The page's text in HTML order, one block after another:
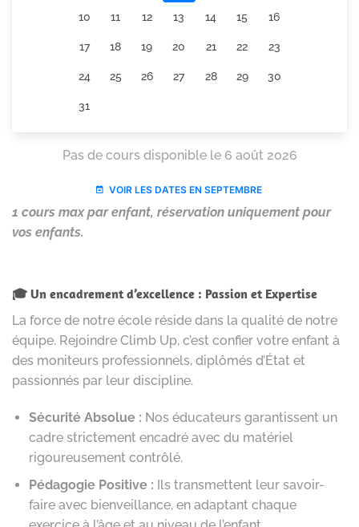
1 cours max par enfant, réservation uniquement pour
vos enfants.
🎓 Un encadrement d’excellence : Passion et Expertise
La force de notre école réside dans la qualité de notre
équipe. Rejoindre Climb Up, c’est confier votre enfant à
des moniteurs professionnels, diplômés d’État et
passionnés par leur discipline.
Sécurité Absolue : Nos éducateurs garantissent un
cadre strictement encadré avec du matériel
rigoureusement contrôlé.
Pédagogie Positive : Ils transmettent leur savoir-
faire avec bienveillance, en adaptant chaque